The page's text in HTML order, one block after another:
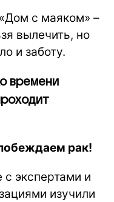
с маяком» –
вылечить, но
и заботу.
времени
рак!
с экспертами и
изучили